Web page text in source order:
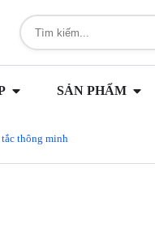
SẢN PHẨM
thông minh